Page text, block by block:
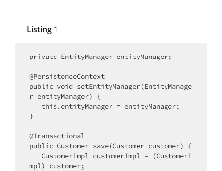
Listing 1
private EntityManager entityManager;
@PersistenceContext
public void setEntityManager(EntityManage
r entityManager) {
}
@Transactional
public Customer save(Customer customer) {
mpl) customer;